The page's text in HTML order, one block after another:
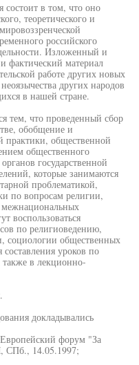
состоит в том, что оно
теоретического и
российского
Изложенный и
фактический материал
работе других новых
других народов
в нашей стране.
тем, что проведенный сбор
обобщение и
практики, общественной
общественного
государственной
которые занимаются
проблематикой,
по вопросам религии,
межнациональных
воспользоваться
по религиоведению,
социологии общественных
уроков по
также в лекционно-
докладывались
форум "За
СПб., 14.05.1997;